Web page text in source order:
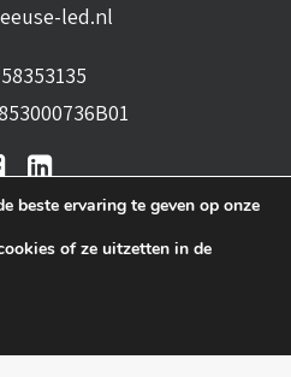
led.nl
beste ervaring te geven op onze
of ze uitzetten in de